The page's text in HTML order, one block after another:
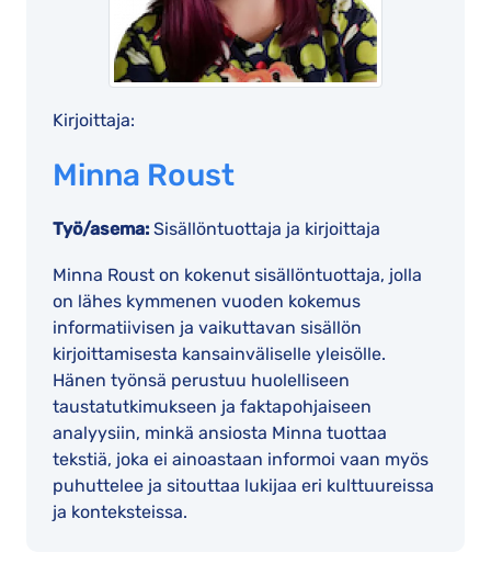
Kirjoittaja:
Minna Roust
Työ/asema: Sisällöntuottaja ja kirjoittaja
Minna Roust on kokenut sisällöntuottaja, jolla
on lähes kymmenen vuoden kokemus
informatiivisen ja vaikuttavan sisällön
kirjoittamisesta kansainväliselle yleisölle.
Hänen työnsä perustuu huolelliseen
taustatutkimukseen ja faktapohjaiseen
analyysiin, minkä ansiosta Minna tuottaa
tekstiä, joka ei ainoastaan informoi vaan myös
puhuttelee ja sitouttaa lukijaa eri kulttuureissa
ja konteksteissa.